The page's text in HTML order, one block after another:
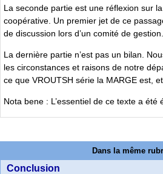
La seconde partie est une réflexion sur
coopérative. Un premier jet de ce
de discussion lors d’un comité de gestion.
La dernière partie n’est pas un bilan.
les circonstances et raisons de notre
ce que VROUTSH série la MARGE est,
Nota bene : L’essentiel de ce texte a
Dans la même
Conclusion